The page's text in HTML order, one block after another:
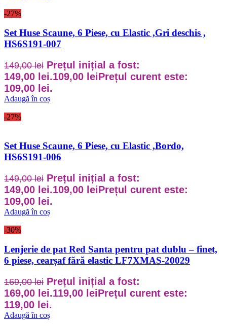
-27%
Set Huse Scaune, 6 Piese, cu Elastic ,Gri deschis ,
HS6S191-007
149,00lei Prețul inițial a fost:
149,00 lei.109,00 leiPrețul curent este:
109,00 lei.
Adaugă în coș
-27%
Set Huse Scaune, 6 Piese, cu Elastic ,Bordo,
HS6S191-006
149,00lei Prețul inițial a fost:
149,00 lei.109,00 leiPrețul curent este:
109,00 lei.
Adaugă în coș
-30%
Lenjerie de pat Red Santa pentru pat dublu – finet,
6 piese, cearșaf fără elastic LF7XMAS-20029
169,00lei Prețul inițial a fost:
169,00 lei.119,00 leiPrețul curent este:
119,00 lei.
Adaugă în coș